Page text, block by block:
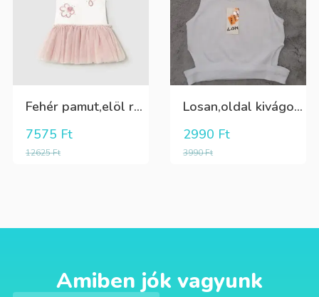
Fehér pamut,elöl rátűzött virággal,vállon és a szoknya része pöttyös tüll,egybe ruha
12625Ft
7575 Ft
Losan,oldal kivágott,alul passzés rövid lány trikó,póló
3990Ft
2990 Ft
Amiben jók vagyunk